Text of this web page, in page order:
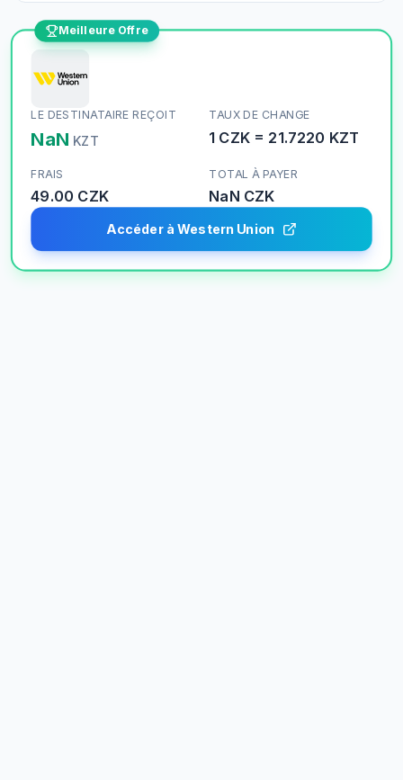
Meilleure Offre
LE DESTINATAIRE REÇOIT
NaN KZT
TAUX DE CHANGE
1 CZK = 21.7220 KZT
FRAIS
49.00 CZK
TOTAL À PAYER
NaN CZK
Accéder à Western Union